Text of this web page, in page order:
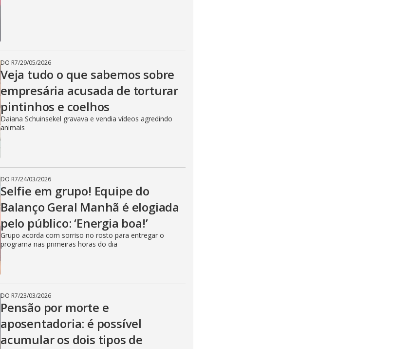
DO R7/29/05/2026
Veja tudo o que sabemos sobre
empresária acusada de torturar
pintinhos e coelhos
Daiana Schuinsekel gravava e vendia vídeos agredindo
animais
DO R7/24/03/2026
Selfie em grupo! Equipe do
Balanço Geral Manhã é elogiada
pelo público: ‘Energia boa!’
Grupo acorda com sorriso no rosto para entregar o
programa nas primeiras horas do dia
DO R7/23/03/2026
Pensão por morte e
aposentadoria: é possível
acumular os dois tipos de